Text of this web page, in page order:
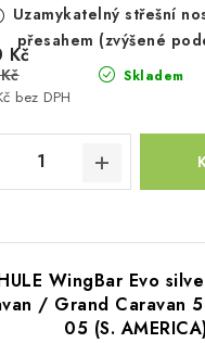
Uzamykatelný střešní
přesahem (zvýšené
Skladem
bez DPH
Kč
WingBar Evo
/ Grand Caravan
05 (S.